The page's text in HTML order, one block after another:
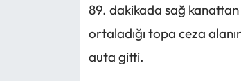
89. dakikada sağ
ortaladığı topa ceza
auta gitti.